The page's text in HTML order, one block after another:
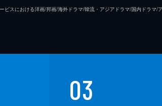
スにおける洋画/邦画/海外ドラマ/韓流・アジアドラマ/国内ドラマ/
03